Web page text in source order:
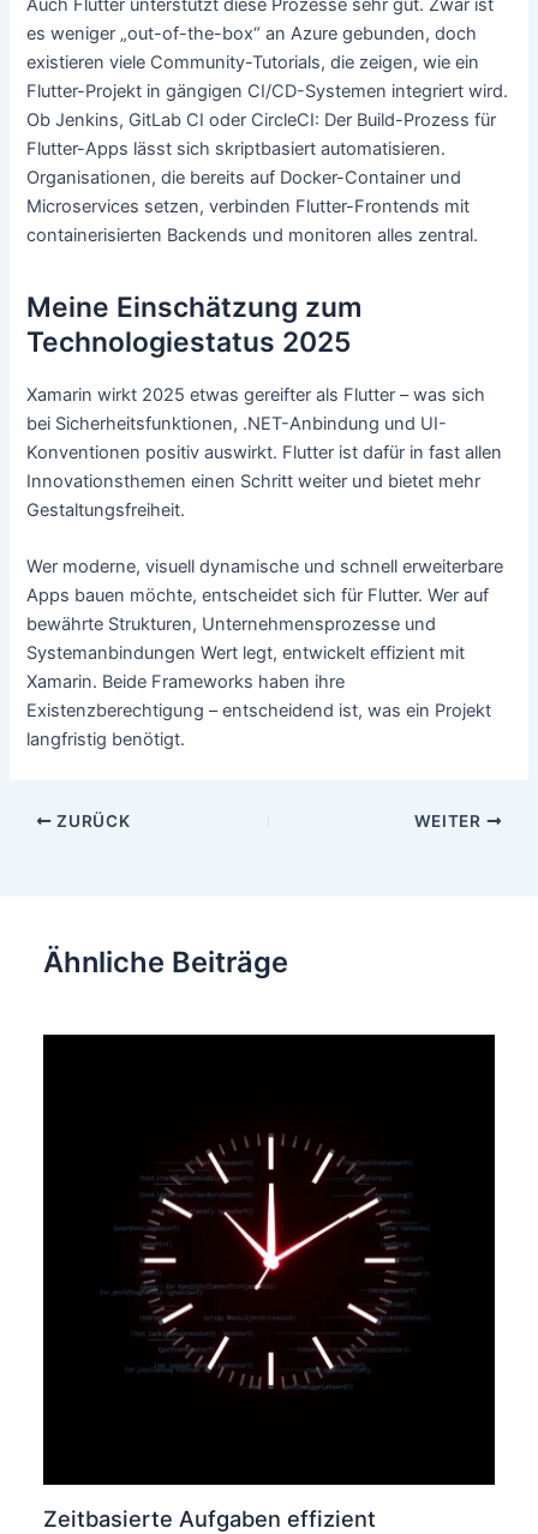
Auch Flutter unterstützt diese Prozesse sehr gut. Zwar ist
es weniger „out-of-the-box“ an Azure gebunden, doch
existieren viele Community-Tutorials, die zeigen, wie ein
Flutter-Projekt in gängigen CI/CD-Systemen integriert wird.
Ob Jenkins, GitLab CI oder CircleCI: Der Build-Prozess für
Flutter-Apps lässt sich skriptbasiert automatisieren.
Organisationen, die bereits auf Docker-Container und
Microservices setzen, verbinden Flutter-Frontends mit
containerisierten Backends und monitoren alles zentral.
Meine Einschätzung zum
Technologiestatus 2025
Xamarin wirkt 2025 etwas gereifter als Flutter – was sich
bei Sicherheitsfunktionen, .NET-Anbindung und UI-
Konventionen positiv auswirkt. Flutter ist dafür in fast allen
Innovationsthemen einen Schritt weiter und bietet mehr
Gestaltungsfreiheit.
Wer moderne, visuell dynamische und schnell erweiterbare
Apps bauen möchte, entscheidet sich für Flutter. Wer auf
bewährte Strukturen, Unternehmensprozesse und
Systemanbindungen Wert legt, entwickelt effizient mit
Xamarin. Beide Frameworks haben ihre
Existenzberechtigung – entscheidend ist, was ein Projekt
langfristig benötigt.
Beitragsnavigation
ZURÜCK WEITER
Ähnliche Beiträge
Zeitbasierte Aufgaben effizient